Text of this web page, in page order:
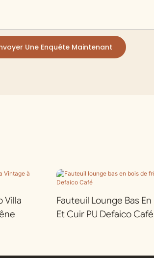
Une Enquête Maintenant
Villa
Fauteuil Lounge Bas
Et Cuir PU Defaico Café